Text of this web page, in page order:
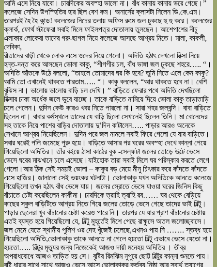
আমি এসে নিয়ে যাবো। চারদিকের অবস্হা ভালো না। বাঁধ কানায় কানায় ভরে গেছে।”
কলেজে সেদিন উপস্হিতির হার ছিল বেশ কম। অনার্সের ক্লাসটা নিলেন ডি.কে.এম।
তারপরই হৈ হৈ কান্ড! কলেজের নিচের তলায় অফিস রুমে জল ঢুকছে হু হু করে। কলেজের
ক্লার্ক, ফোর্থ স্টাফেরা সবাই মিলে ফাইলপত্র দোতালায় তুলছেন। আশেপাশের নীচু
এলাকার লোকেরা তাদের গরু-ছাগল নিয়ে কলেজে আসছে আশ্রয় নিতে। মালা, কাকলী,
দেবিকা,
রীতাদের বাড়ী থেকে লোক এসে ওদের নিয়ে গেলো। অদিতি হঠাৎ দেখলো রিক্সা নিয়ে
হন্ত-দন্ত করে আসছেন ভোলা কাকু, “শীগগীর চল, বাঁধ ভাঙ্গা জল ঢুকছে শহরে….. “।
অদিতি আঁতকে উঠে বললো, “তাহলে তোমাদের ঘর কি হবে? তুমি নিতে এলে কেন কাকু?
আমি তো এখানেই থাকতে পারতাম….. “। কাকু বললেন, “আর থাকতে হবে না। বেশি
বুঝিস না। ভালোয় ভালোয় বাড়ি চল দেখি। ” বাড়িতে ফেরার পথে অদিতি দেখছিলো
রিক্সার চাকা অর্ধেক জলে ডুবে যাচ্ছে। তাকে বাড়িতে নামিয়ে দিয়ে ভোলা কাকু তাড়াতাড়ি
চলে গেলেন। দুদিন কেউ কারও খবর নিতে পারলো না। সারা শহর জলবন্দি। বাবা বাড়িতে
ছিলেন না। বাবার কর্মস্থলে তাদের যে বাড়ি ছিলো সেখানেই ছিলেন তিনি। মা বোনেদের
সহ তাকে নিয়ে পাশের বাড়ির দোতালায় দু’দিন কাটালেন….. পাড়ার আরও অনেকে
সেখানে আশ্রয় নিয়েছিলেন। দুদিন পরে জল নামলে সবাই ফিরে গেলো যে যার বাড়িতে।
সবার ঘরেই পলি জমেছে পুরু হয়ে। বাড়িতে আসার পর ঘরের অবস্হা দেখে কান্না পেয়ে
গিয়েছিলো অদিতির। তাঁর বইয়ে ঠাসা কাঠের বুক -সেল্ফটা জলের তোড়ে উল্টে ভেসে
ভেসে ঘরের মাঝখানে চলে এসেছে।যাইহোক তারা সবাই মিলে ঘর পরিস্কার করতে লেগে
গেলো।আর ঠিক সেই সময়ই ভোলা – কাকুর বড় মেয়ে মীনু চিৎকার করে কাঁদতে কাঁদতে
এসে হাজির। জানালো সেই ভয়ংকর ঘটনাটা। ভোলাকাকু যখন অদিতিকে আনতে কলেজে
গিয়েছিলো তখন হঠাৎ বাঁধ ভেঙ্গে যায়। জলের স্রোতে ভেসে যাওয়া ঘরের জিনিস কিছু
বাঁচাতে চেষ্টা করেছিলেন কাকীমা। চারদিকে ত্রাহি ত্রাহি রব…… ঘর থেকে বেড়িয়ে
কাছের স্কুল বাড়িটিতে আশ্রয় নিতে গিয়ে জলের তোড়ে ভেসে গেছে তাদের ভাই বিল্টু।
পাড়ার ছেলেরা খুব বাঁচানোর চেষ্টা করেও পারে নি। তারপর যে যার প্রাণ বাঁচানোর চেষ্টায়
এতই ব্যস্ত হয়ে গিয়েছিলো যে, বিল্টু মুহূর্তেই মিশে গেছে রাক্ষুসে অতল জলোচ্ছ্বাসে।
জল নেমে যেতে স্থানীয় পুলিশ ওর দেহ খুঁজেই চলেছে,এখনও পায় নি ……. স্তব্ধ হয়ে
গিয়েছিলো অদিতি,ভোলাকাকু তাকে আনতে না গেলে হয়তো বিল্টু এভাবে ভেসে যেতো না।
হয়তো….. বিল্টুর মৃত্যুর জন্য নিজেকেই আজও দায়ী মনেহয় অদিতির । তীব্র
অপরাধবোধে আজও তাড়িত হয় সে। বৃষ্টির রিমঝিম নুপুরে ছোট্ট বিল্টুর কান্না শুনতে পায়।
বৃষ্টি ধারার সাথে সাথে আজও ভেসে আসে ভোলাকাকুর কর্তব্য নিষ্ঠা আর স্বার্থ ত্যাগের